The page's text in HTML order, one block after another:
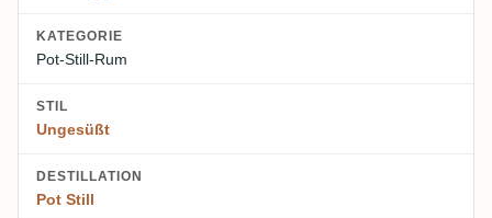
KATEGORIE
Pot-Still-Rum
STIL
Ungesüßt
DESTILLATION
Pot Still